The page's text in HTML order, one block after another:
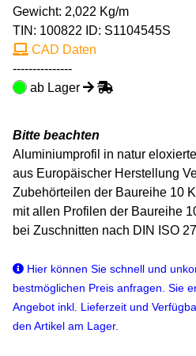
Gewicht: 2,022 Kg/m
TIN: 100822 ID: S1104545S
CAD Daten
---------------
ab Lager
Bitte beachten
Aluminiumprofil in natur
aus Europäischer Herstellung
Zubehörteilen der Baureihe 10
mit allen Profilen der Baureihe
bei Zuschnitten nach DIN ISO
Hier können Sie schnell und
bestmöglichen Preis anfragen. Sie
Angebot inkl. Lieferzeit und
den Artikel am Lager.